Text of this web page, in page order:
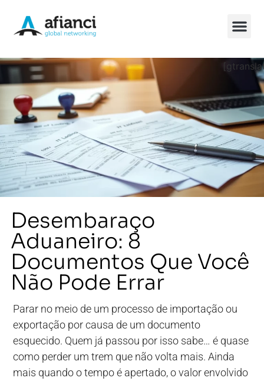
Desembaraço
Aduaneiro: 8
Documentos Que Você
Não Pode Errar
Parar no meio de um processo de importação ou
exportação por causa de um documento
esquecido. Quem já passou por isso sabe… é quase
como perder um trem que não volta mais. Ainda
mais quando o tempo é apertado, o valor envolvido